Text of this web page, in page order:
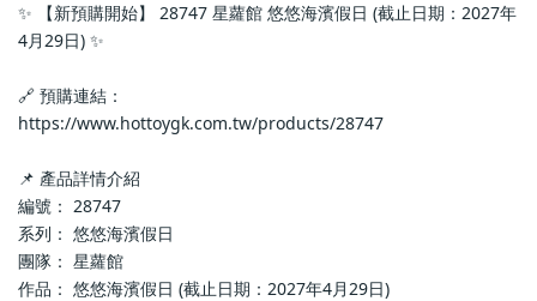
✨ 【新預購開始】 28747 星蘿館 悠悠海濱假日 (截止日期：2027年
4月29日) ✨
🔗 預購連結：
https://www.hottoygk.com.tw/products/28747
📌 產品詳情介紹
編號： 28747
系列： 悠悠海濱假日
團隊： 星蘿館
作品： 悠悠海濱假日 (截止日期：2027年4月29日)